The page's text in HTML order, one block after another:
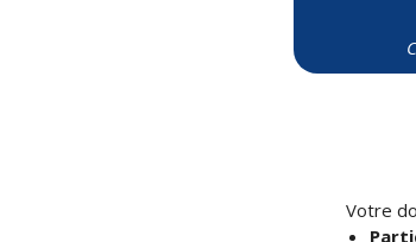
Votre